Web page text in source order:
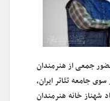
جمعی از هنرمندان
جامعه تئاتر ایران،
در سالن استاد شهناز خانه هنرمندان